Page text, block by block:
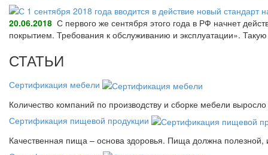
20.06.2018 С первого же сентября этого года в РФ начнет
покрытием. Требования к обслуживанию и эксплуатации».
СТАТЬИ
Сертификация мебели
Количество компаний по производству и сборке мебели
Сертификация пищевой продукции
Качественная пища – основа здоровья. Пища должна